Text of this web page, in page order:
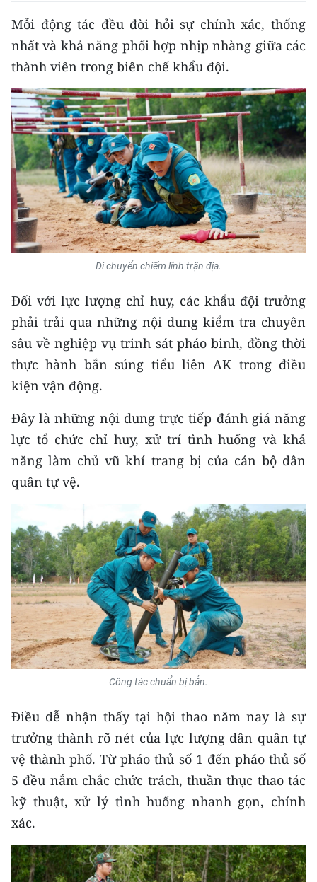
Đồng bằng sông Hồng
Bắc Trung Bộ
Duyên hải Nam Trung Bộ và Tây
Nguyên
Đông Nam Bộ
Đồng bằng sông Cửu Long
Chuyên trang Hà Nội
Chuyên trang TP. Hồ Chí Minh
CÁC CHUYÊN TRANG
VỀ BÁO NHÂN DÂN
THỜI NAY
NHÂN DÂN CUỐI TUẦN
NHÂN DÂN HẰNG THÁNG
MUA BÁO
ĐỌC BÁO IN
ENGLISH
中文
FRANÇAIS
ESPAÑOL
한국어
Mỗi động tác đều đòi hỏi sự chính xác, thống
nhất và khả năng phối hợp nhịp nhàng giữa các
thành viên trong biên chế khẩu đội.
Di chuyển chiếm lĩnh trận địa.
Đối với lực lượng chỉ huy, các khẩu đội trưởng
phải trải qua những nội dung kiểm tra chuyên
sâu về nghiệp vụ trinh sát pháo binh, đồng thời
thực hành bắn súng tiểu liên AK trong điều
kiện vận động.
Đây là những nội dung trực tiếp đánh giá năng
lực tổ chức chỉ huy, xử trí tình huống và khả
năng làm chủ vũ khí trang bị của cán bộ dân
quân tự vệ.
Công tác chuẩn bị bắn.
Điều dễ nhận thấy tại hội thao năm nay là sự
trưởng thành rõ nét của lực lượng dân quân tự
vệ thành phố. Từ pháo thủ số 1 đến pháo thủ số
5 đều nắm chắc chức trách, thuần thục thao tác
kỹ thuật, xử lý tình huống nhanh gọn, chính
xác.